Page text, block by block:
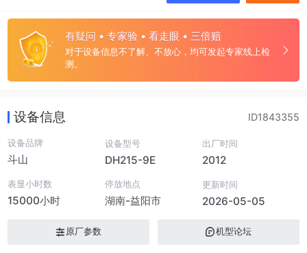
有疑问 • 专家验 • 看走眼 • 三倍赔
对于设备信息不了解、不放心，均可发起专家线上检
测。
设备信息 ID1843355
设备品牌
斗山
设备型号
DH215-9E
出厂时间
2012
表显小时数
15000小时
停放地点
湖南-益阳市
更新时间
2026-05-05
原厂参数 机型论坛